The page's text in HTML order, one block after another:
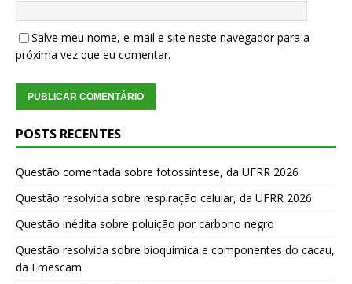
Salve meu nome, e-mail e site neste navegador para a
próxima vez que eu comentar.
POSTS RECENTES
Questão comentada sobre fotossíntese, da UFRR 2026
Questão resolvida sobre respiração celular, da UFRR 2026
Questão inédita sobre poluição por carbono negro
Questão resolvida sobre bioquímica e componentes do cacau,
da Emescam